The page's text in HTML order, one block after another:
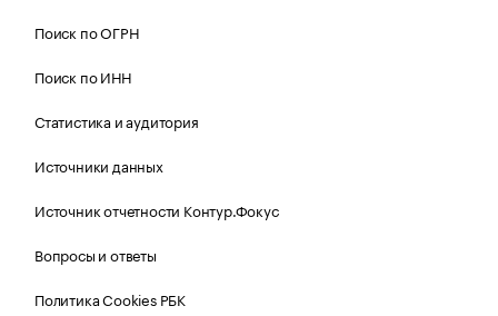
Поиск по ОГРН
Поиск по ИНН
Статистика и аудитория
Источники данных
Источник отчетности Контур.Фокус
Вопросы и ответы
Политика Cookies РБК